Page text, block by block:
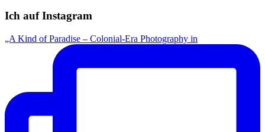
Ich auf Instagram
„A Kind of Paradise – Colonial-Era Photography in